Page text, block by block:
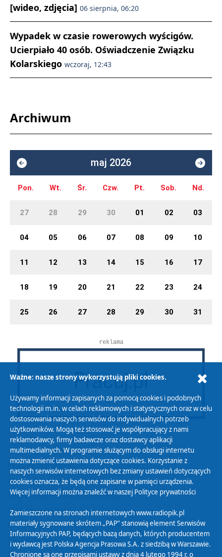
[wideo, zdjęcia] 06 sierpnia, 06:20
Wypadek w czasie rowerowych wyścigów.
Ucierpiało 40 osób. Oświadczenie Związku
Kolarskiego wczoraj, 12:43
Archiwum
maj 2026
Pon. Wt. Śr. Czw. Pt. Sob. Nd.
27 28 29 30 01 02 03
04 05 06 07 08 09 10
11 12 13 14 15 16 17
18 19 20 21 22 23 24
25 26 27 28 29 30 31
reklama
Polityka Prywatności
Zasady korzystania z Serwisu
Organizacje Pożytku Publicznego
Cyfryzacja DAB+
Polityka ochrony danych osobowych
Abonament
Zamówienia publiczne
Ważne: nasze strony wykorzystują pliki cookies.
Używamy informacji zapisanych za pomocą cookies i podobnych
technologii m.in. w celach reklamowych i statystycznych oraz w celu
dostosowania naszych serwisów do indywidualnych potrzeb
użytkowników. Mogą też stosować je współpracujący z nami
reklamodawcy, firmy badawcze oraz dostawcy aplikacji
multimedialnych. W programie służącym do obsługi internetu
można zmienić ustawienia dotyczące cookies. Korzystanie z
naszych serwisów internetowych bez zmiany ustawień dotyczących
cookies oznacza, że będą one zapisane w pamięci urządzenia.
Więcej informacji można znaleźć w naszej Polityce prywatności
Zamieszczone na stronach internetowych www.radiopik.pl
materiały sygnowane skrótem „PAP” stanowią element Serwisów
Informacyjnych PAP, będących bazą danych, których producentem
i wydawcą jest Polska Agencja Prasowa S.A. z siedzibą w Warszawie.
Chronione są one przepisami ustawy z dnia 4 lutego 1994 r. o